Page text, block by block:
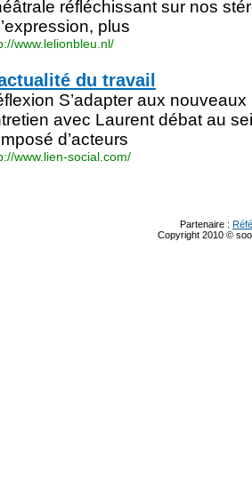
réfléchissant sur nos
plus
www.lelionbleu.nl/
du travail
S’adapter aux
avec Laurent débat au
d’acteurs
www.lien-social.com/
Partenaire :
Copyright 2010 ©